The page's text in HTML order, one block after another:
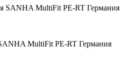
SANHA MultiFit PE-RT Германия
MultiFit PE-RT Германия